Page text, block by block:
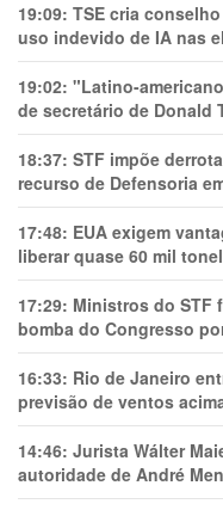
19:09: TSE cria
uso indevido de IA nas
19:02: "Latino-
de secretário de Donald
18:37: STF impõe
recurso de Defensoria
17:48: EUA exigem
liberar quase 60 mil
17:29: Ministros do STF
bomba do Congresso
16:33: Rio de Janeiro
previsão de ventos
14:46: Jurista Wálter
autoridade de André